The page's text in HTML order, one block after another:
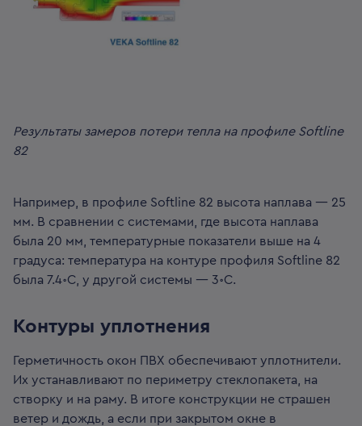
Результаты замеров потери тепла на профиле Softline
82
Например, в профиле Softline 82 высота наплава — 25
мм. В сравнении с системами, где высота наплава
была 20 мм, температурные показатели выше на 4
градуса: температура на контуре профиля Softline 82
была 7.4॰C, у другой системы — 3॰C.
Контуры уплотнения
Герметичность окон ПВХ обеспечивают уплотнители.
Их устанавливают по периметру стеклопакета, на
створку и на раму. В итоге конструкции не страшен
ветер и дождь, а если при закрытом окне в